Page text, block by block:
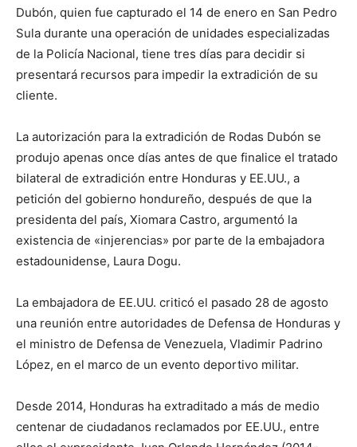
Dubón, quien fue capturado el 14 de enero en San Pedro
Sula durante una operación de unidades especializadas
de la Policía Nacional, tiene tres días para decidir si
presentará recursos para impedir la extradición de su
cliente.
La autorización para la extradición de Rodas Dubón se
produjo apenas once días antes de que finalice el tratado
bilateral de extradición entre Honduras y EE.UU., a
petición del gobierno hondureño, después de que la
presidenta del país, Xiomara Castro, argumentó la
existencia de «injerencias» por parte de la embajadora
estadounidense, Laura Dogu.
La embajadora de EE.UU. criticó el pasado 28 de agosto
una reunión entre autoridades de Defensa de Honduras y
el ministro de Defensa de Venezuela, Vladimir Padrino
López, en el marco de un evento deportivo militar.
Desde 2014, Honduras ha extraditado a más de medio
centenar de ciudadanos reclamados por EE.UU., entre